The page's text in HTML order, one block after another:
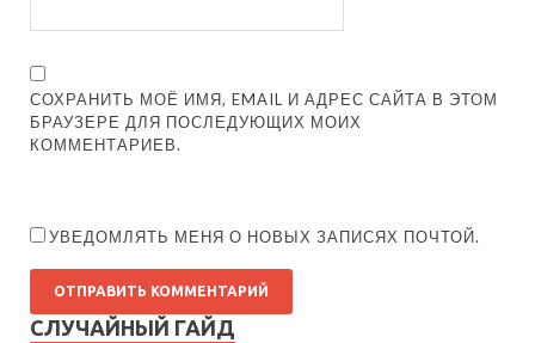
СОХРАНИТЬ МОЁ ИМЯ, EMAIL И АДРЕС САЙТА В ЭТОМ
БРАУЗЕРЕ ДЛЯ ПОСЛЕДУЮЩИХ МОИХ
КОММЕНТАРИЕВ.
УВЕДОМЛЯТЬ МЕНЯ О НОВЫХ ЗАПИСЯХ ПОЧТОЙ.
СЛУЧАЙНЫЙ ГАЙД